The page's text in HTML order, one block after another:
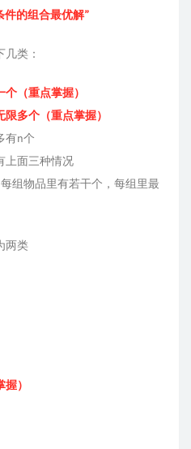
件的组合最优解”
类：
（重点掌握）
多个（重点掌握）
有n个
上⾯三种情况
组物品⾥有若⼲个，每组⾥最
两类
）